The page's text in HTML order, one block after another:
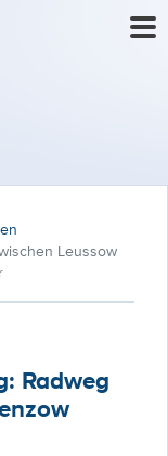
Leussow
Radweg